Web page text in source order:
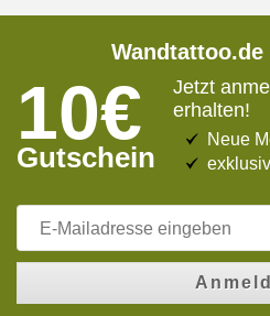
10€
Gutschein
Jetzt
erhalten!
Neue